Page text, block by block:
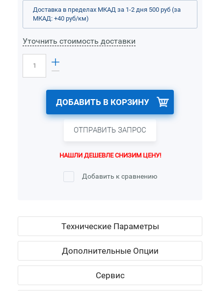
Доставка в пределах МКАД за 1-2 дня 500 руб (за
МКАД: +40 руб/км)
Уточнить стоимость доставки
ДОБАВИТЬ В КОРЗИНУ
ОТПРАВИТЬ ЗАПРОС
НАШЛИ ДЕШЕВЛЕ СНИЗИМ ЦЕНУ!
Добавить к сравнению
Технические Параметры
Дополнительные Опции
Сервис